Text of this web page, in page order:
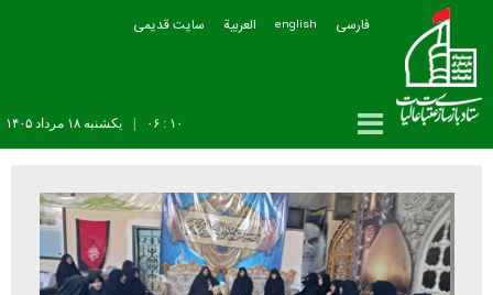
فارسی english العربیة سایت قدیمی
يکشنبه ۱۸ مرداد ۱۴۰۵ ۱۰ : ۰۶